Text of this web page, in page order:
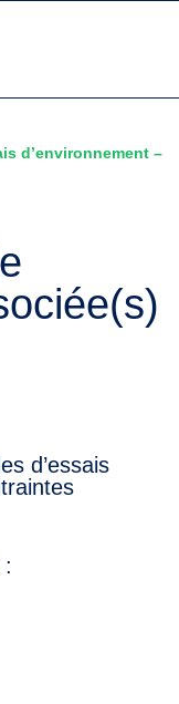
d’environnement –
d’essais